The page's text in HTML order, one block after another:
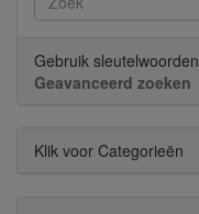
Gebruik
Geavanceerd zoeken
Klik voor Categorieën